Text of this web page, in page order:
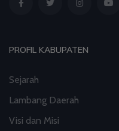
PROFIL KABUPATEN
Sejarah
Lambang Daerah
Visi dan Misi